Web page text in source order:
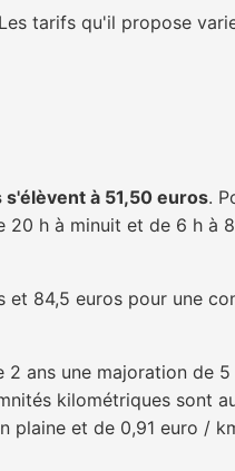
tarifs qu'il propose
à 51,50 euros.
20 h à minuit et de 6 h à
84,5 euros pour une
ans une majoration de 5
kilométriques sont
plaine et de 0,91 euro /